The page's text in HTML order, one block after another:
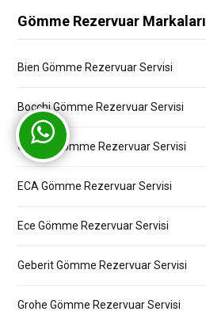
Gömme Rezervuar Markaları
Bien Gömme Rezervuar Servisi
Bocchi Gömme Rezervuar Servisi
Creavit Gömme Rezervuar Servisi
ECA Gömme Rezervuar Servisi
Ece Gömme Rezervuar Servisi
Geberit Gömme Rezervuar Servisi
Grohe Gömme Rezervuar Servisi